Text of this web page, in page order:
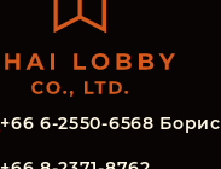
+66 6-2550-6568 Борис